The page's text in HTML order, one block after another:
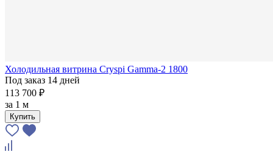
Холодильная витрина Cryspi Gamma-2 1800
Под заказ 14 дней
113 700 ₽
за 1 м
Купить